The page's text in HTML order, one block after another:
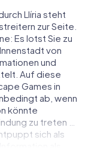
Llíria steht
zur Seite.
Es lotst Sie zu
von
und
Auf diese
Games in
ab, wenn
könnte
zu treten …
sich als
als